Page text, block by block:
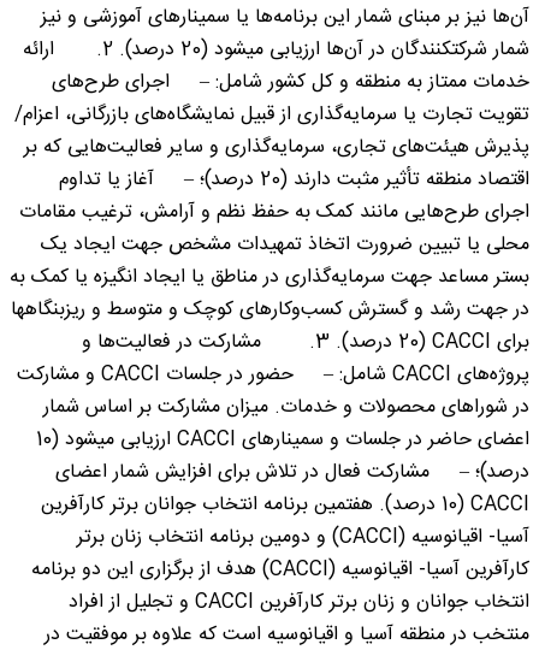
آن‌ها نیز بر مبنای شمار این برنامه‌ها یا سمینارهای آموزشی و نیز
شمار شرکتکنندگان در آن‌ها ارزیابی میشود (20 درصد). 2. ارائه
خدمات ممتاز به منطقه و کل کشور شامل: – اجرای طرح‌های
تقویت تجارت یا سرمایه‌گذاری از قبیل نمایشگاه‌های بازرگانی، اعزام/
پذیرش هیئت‌های تجاری، سرمایه‌گذاری و سایر فعالیت‌هایی که بر
اقتصاد منطقه تأثیر مثبت دارند (20 درصد)؛ – آغاز یا تداوم
اجرای طرح‌هایی مانند کمک به حفظ نظم و آرامش، ترغیب مقامات
محلی یا تبیین ضرورت اتخاذ تمهیدات مشخص جهت ایجاد یک
بستر مساعد جهت سرمایه‌گذاری در مناطق یا ایجاد انگیزه یا کمک به
در جهت رشد و گسترش کسب‌وکارهای کوچک و متوسط و ریزبنگاهها
برای CACCI (20 درصد). 3. مشارکت در فعالیت‌ها و
پروژه‌های CACCI شامل: – حضور در جلسات CACCI و مشارکت
در شوراهای محصولات و خدمات. میزان مشارکت بر اساس شمار
اعضای حاضر در جلسات و سمینارهای CACCI ارزیابی میشود (10
درصد)؛ – مشارکت فعال در تلاش برای افزایش شمار اعضای
CACCI (10 درصد). هفتمین برنامه انتخاب جوانان برتر کارآفرین
آسیا- اقیانوسیه (CACCI) و دومین برنامه انتخاب زنان برتر
کارآفرین آسیا- اقیانوسیه (CACCI) هدف از برگزاری این دو برنامه
انتخاب جوانان و زنان برتر کارآفرین CACCI و تجلیل از افراد
منتخب در منطقه آسیا و اقیانوسیه است که علاوه بر موفقیت در